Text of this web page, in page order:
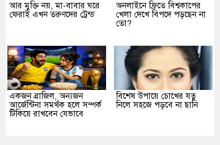
আর মুক্তি নয়, মা-বাবার ঘরে
ফেরাই এখন তরুণদের ট্রেন্ড
অনলাইনে ফ্রিতে বিশ্বকাপের
খেলা দেখে বিপদে পড়ছেন না
তো?
একজন ব্রাজিল, অন্যজন
আর্জেন্টিনা সমর্থক হলে সম্পর্ক
টিকিয়ে রাখবেন যেভাবে
বিশেষ উপায়ে চোখের যত্ন
নিলে সহজে পড়বে না ছানি